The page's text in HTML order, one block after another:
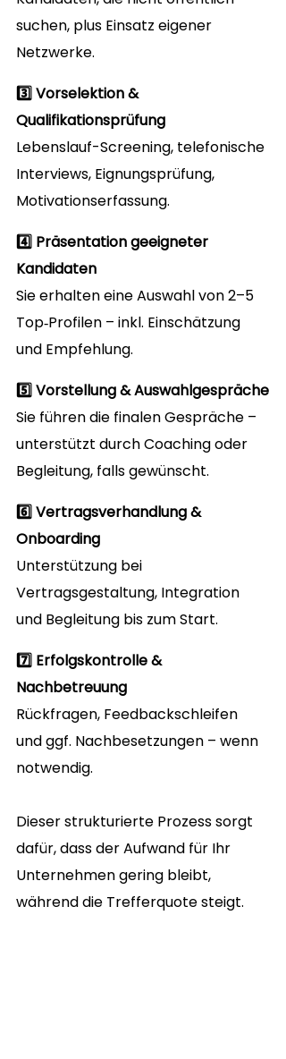
suchen, plus Einsatz eigener
Netzwerke.
3️⃣ Vorselektion &
Qualifikationsprüfung
Lebenslauf-Screening, telefonische
Interviews, Eignungsprüfung,
Motivationserfassung.
4️⃣ Präsentation geeigneter
Kandidaten
Sie erhalten eine Auswahl von 2–5
Top‑Profilen – inkl. Einschätzung
und Empfehlung.
5️⃣ Vorstellung & Auswahlgespräche
Sie führen die finalen Gespräche –
unterstützt durch Coaching oder
Begleitung, falls gewünscht.
6️⃣ Vertragsverhandlung &
Onboarding
Unterstützung bei
Vertragsgestaltung, Integration
und Begleitung bis zum Start.
7️⃣ Erfolgskontrolle &
Nachbetreuung
Rückfragen, Feedbackschleifen
und ggf. Nachbesetzungen – wenn
notwendig.
Dieser strukturierte Prozess sorgt
dafür, dass der Aufwand für Ihr
Unternehmen gering bleibt,
während die Trefferquote steigt.